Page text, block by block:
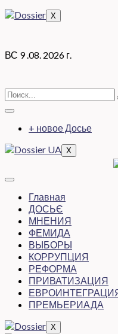
X
ВС 9 .08. 2026 г.
+ новое Досье
X
Главная
ДОСЬЄ
МНЕНИЯ
ФЕМИДА
ВЫБОРЫ
КОРРУПЦИЯ
РЕФОРМА
ПРИВАТИЗАЦИЯ
ПРЕМЬЕРИАДА
X